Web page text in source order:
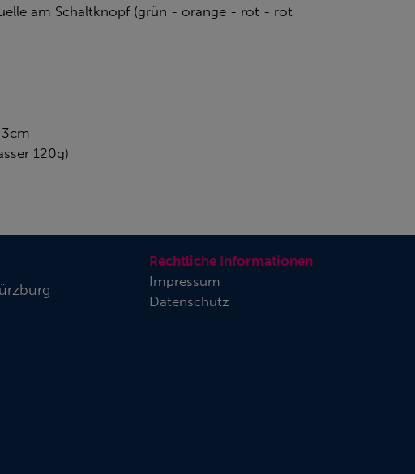
am Schaltknopf (grün - orange - rot - rot
120g)
Rechtliche Informationen
Impressum
Datenschutz